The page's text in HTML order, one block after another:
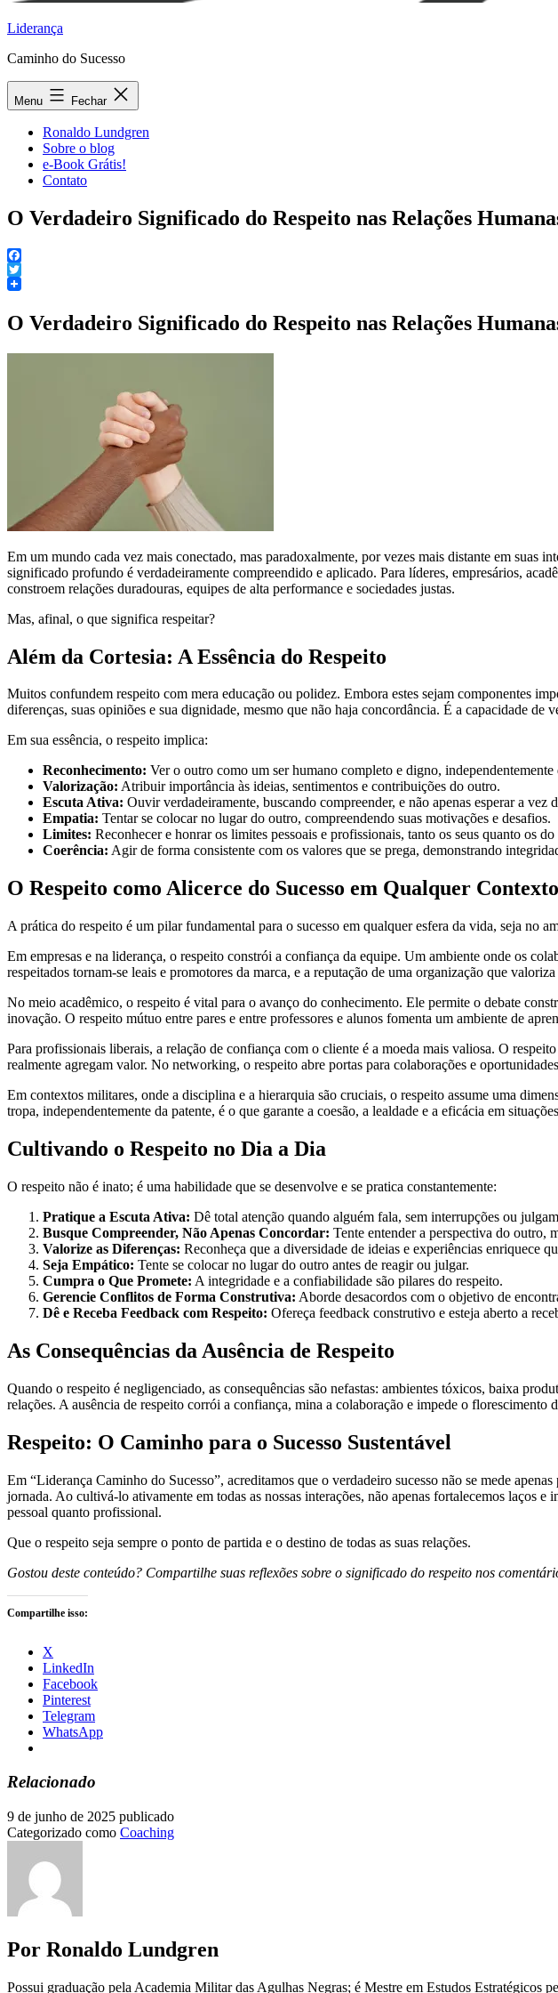
Liderança
Caminho do Sucesso
Menu Fechar
Ronaldo Lundgren
Sobre o blog
e-Book Grátis!
Contato
O Verdadeiro Significado do Respeito nas Relações
Facebook
Twitter
O Verdadeiro Significado do Respeito nas Relações
Em um mundo cada vez mais conectado, mas paradoxalmente, por vezes mais distante em suas
significado profundo é verdadeiramente compreendido e aplicado. Para líderes, empresários,
constroem relações duradouras, equipes de alta performance e sociedades justas.
Mas, afinal, o que significa respeitar?
Além da Cortesia: A Essência do Respeito
Muitos confundem respeito com mera educação ou polidez. Embora estes sejam componentes
diferenças, suas opiniões e sua dignidade, mesmo que não haja concordância. É a capacidade
Em sua essência, o respeito implica:
Reconhecimento: Ver o outro como um ser humano completo e digno,
Valorização: Atribuir importância às ideias, sentimentos e contribuições do outro.
Escuta Ativa: Ouvir verdadeiramente, buscando compreender, e não apenas esperar a vez
Empatia: Tentar se colocar no lugar do outro, compreendendo suas motivações e desafios.
Limites: Reconhecer e honrar os limites pessoais e profissionais, tanto os seus quanto os
Coerência: Agir de forma consistente com os valores que se prega, demonstrando
O Respeito como Alicerce do Sucesso em Qualquer Contexto
A prática do respeito é um pilar fundamental para o sucesso em qualquer esfera da vida, seja no
Em empresas e na liderança, o respeito constrói a confiança da equipe. Um ambiente onde os
respeitados tornam-se leais e promotores da marca, e a reputação de uma organização que
No meio acadêmico, o respeito é vital para o avanço do conhecimento. Ele permite o debate
inovação. O respeito mútuo entre pares e entre professores e alunos fomenta um ambiente de
Para profissionais liberais, a relação de confiança com o cliente é a moeda mais valiosa. O
realmente agregam valor. No networking, o respeito abre portas para colaborações e
Em contextos militares, onde a disciplina e a hierarquia são cruciais, o respeito assume uma
tropa, independentemente da patente, é o que garante a coesão, a lealdade e a eficácia em
Cultivando o Respeito no Dia a Dia
O respeito não é inato; é uma habilidade que se desenvolve e se pratica constantemente:
Pratique a Escuta Ativa: Dê total atenção quando alguém fala, sem interrupções ou
Busque Compreender, Não Apenas Concordar: Tente entender a perspectiva do outro,
Valorize as Diferenças: Reconheça que a diversidade de ideias e experiências enriquece
Seja Empático: Tente se colocar no lugar do outro antes de reagir ou julgar.
Cumpra o Que Promete: A integridade e a confiabilidade são pilares do respeito.
Gerencie Conflitos de Forma Construtiva: Aborde desacordos com o objetivo de
Dê e Receba Feedback com Respeito: Ofereça feedback construtivo e esteja aberto a
As Consequências da Ausência de Respeito
Quando o respeito é negligenciado, as consequências são nefastas: ambientes tóxicos, baixa
relações. A ausência de respeito corrói a confiança, mina a colaboração e impede o florescimento
Respeito: O Caminho para o Sucesso Sustentável
Em “Liderança Caminho do Sucesso”, acreditamos que o verdadeiro sucesso não se mede
jornada. Ao cultivá-lo ativamente em todas as nossas interações, não apenas fortalecemos laços
pessoal quanto profissional.
Que o respeito seja sempre o ponto de partida e o destino de todas as suas relações.
Gostou deste conteúdo? Compartilhe suas reflexões sobre o significado do respeito nos
Compartilhe isso:
X
LinkedIn
Facebook
Pinterest
Telegram
WhatsApp
Relacionado
9 de junho de 2025 publicado
Categorizado como Coaching
Por Ronaldo Lundgren
Possui graduação pela Academia Militar das Agulhas Negras; é Mestre em Estudos